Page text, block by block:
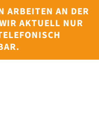
ARBEITEN AN DER
AKTUELL NUR